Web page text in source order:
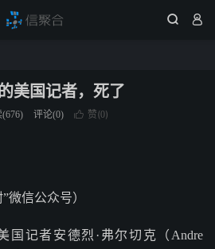
 
美国记者，死了
(676) 评论(0)  赞(0)
微信公众号）
国记者安德烈·弗尔切克（Andre